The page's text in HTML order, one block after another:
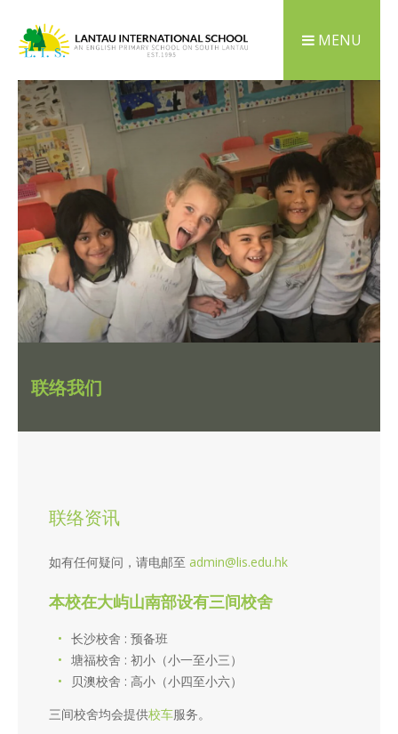
MENU
联络我们
联络资讯
如有任何疑问，请电邮至 admin@lis.edu.hk
本校在大屿山南部设有三间校舍
长沙校舍 : 预备班
塘福校舍 : 初小（小一至小三）
贝澳校舍 : 高小（小四至小六）
三间校舍均会提供校车服务。